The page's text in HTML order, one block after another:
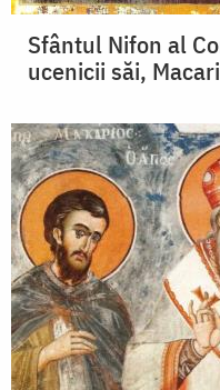
Sfântul Nifon al
ucenicii săi,